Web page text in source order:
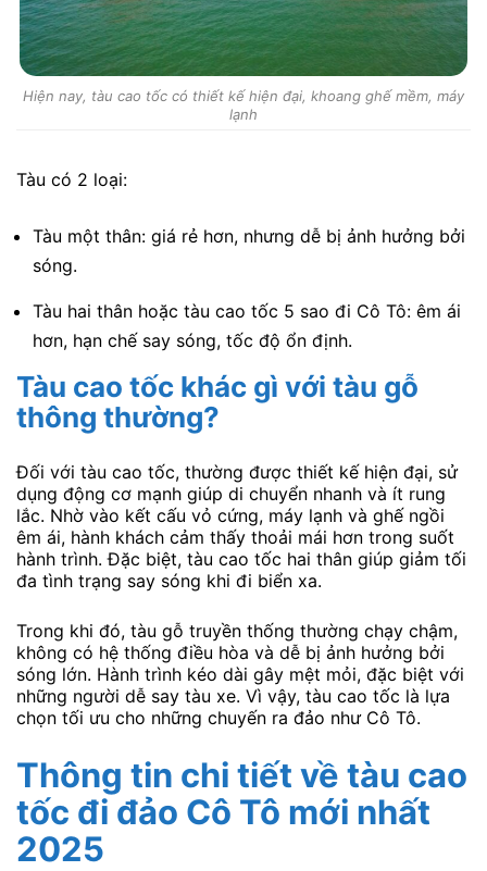
Hiện nay, tàu cao tốc có thiết kế hiện đại, khoang ghế mềm, máy
lạnh
Tàu có 2 loại:
Tàu một thân: giá rẻ hơn, nhưng dễ bị ảnh hưởng bởi
sóng.
Tàu hai thân hoặc tàu cao tốc 5 sao đi Cô Tô: êm ái
hơn, hạn chế say sóng, tốc độ ổn định.
Tàu cao tốc khác gì với tàu gỗ
thông thường?
Đối với tàu cao tốc, thường được thiết kế hiện đại, sử
dụng động cơ mạnh giúp di chuyển nhanh và ít rung
lắc. Nhờ vào kết cấu vỏ cứng, máy lạnh và ghế ngồi
êm ái, hành khách cảm thấy thoải mái hơn trong suốt
hành trình. Đặc biệt, tàu cao tốc hai thân giúp giảm tối
đa tình trạng say sóng khi đi biển xa.
Trong khi đó, tàu gỗ truyền thống thường chạy chậm,
không có hệ thống điều hòa và dễ bị ảnh hưởng bởi
sóng lớn. Hành trình kéo dài gây mệt mỏi, đặc biệt với
những người dễ say tàu xe. Vì vậy, tàu cao tốc là lựa
chọn tối ưu cho những chuyến ra đảo như Cô Tô.
Thông tin chi tiết về tàu cao
tốc đi đảo Cô Tô mới nhất
2025